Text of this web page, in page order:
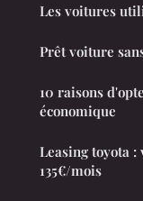
Les voitures
Prêt voiture
10 raisons
économique
Leasing toyota
135€/mois